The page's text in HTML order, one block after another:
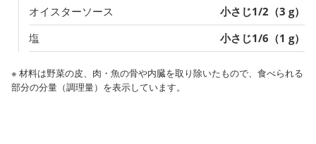
オイスターソース
小さじ1/2（3 g）
塩
小さじ1/6（1 g）
※ 材料は野菜の皮、肉・魚の骨や内臓を取り除いたもので、食べられる
部分の分量（調理量）を表示しています。